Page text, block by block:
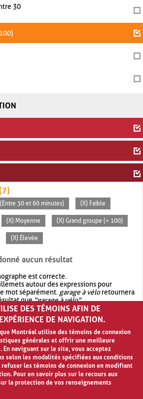
30
30 et 60 minutes) (X) Faible
(X) Moyenne (X) Grand groupe (> 100)
(X) Élevée
aucun résultat
est correcte.
autour des expressions pour
mot séparément. garage à véloretournera
que"garage à vélo".
votre recherche avec OR.garage OR vélo
plus de résultat quegarage à vélo
DES TÉMOINS AFIN DE
DE NAVIGATION.
Montréal utilise des témoins de connexion
générales et offrir une meilleure
En naviguant sur le site, vous acceptez
selon les modalités spécifiées aux conditions
refuser les témoins de connexion en modifiant
Pour en savoir plus sur le recours aux
la protection de vos renseignements